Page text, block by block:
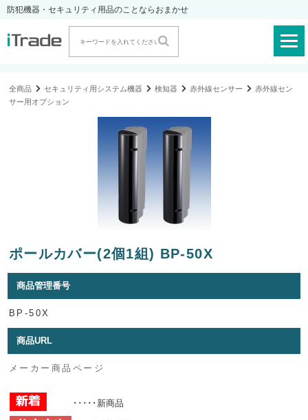
防犯機器・セキュリティ用品のことならおまかせ
全商品 セキュリティ用システム機器 検知器 赤外線センサー
赤外線セン
サー用オプション
ポールカバー(2個1組) BP-50X
商品管理番号
BP-50X
商品URL
メーカー商品ページ
･････新商品